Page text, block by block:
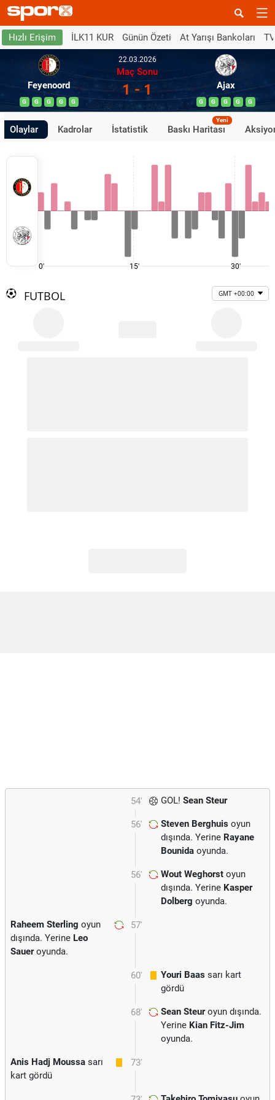
Hızlı Erişim İLK11 KUR Günün Özeti At Yarışı Bankoları
Feyenoord
G G G G G
22.03.2026
Maç Sonu
1 - 1 Ajax
G G G G G
Olaylar Kadrolar İstatistik Baskı Haritası
Yeni
0' 15' 30'
FUTBOL GMT +00:00
54' GOL! Sean Steur
56' Steven Berghuis oyun
dışında. Yerine Rayane
Bounida oyunda.
56' Wout Weghorst oyun
dışında. Yerine Kasper
Dolberg oyunda.
57'
Raheem Sterling oyun
dışında. Yerine Leo
Saueroyunda.
60' Youri Baas sarı kart
gördü
68' Sean Steuroyun dışında.
Yerine Kian Fitz-Jim
oyunda.
73'
Anis Hadj Moussa sarı
kart gördü